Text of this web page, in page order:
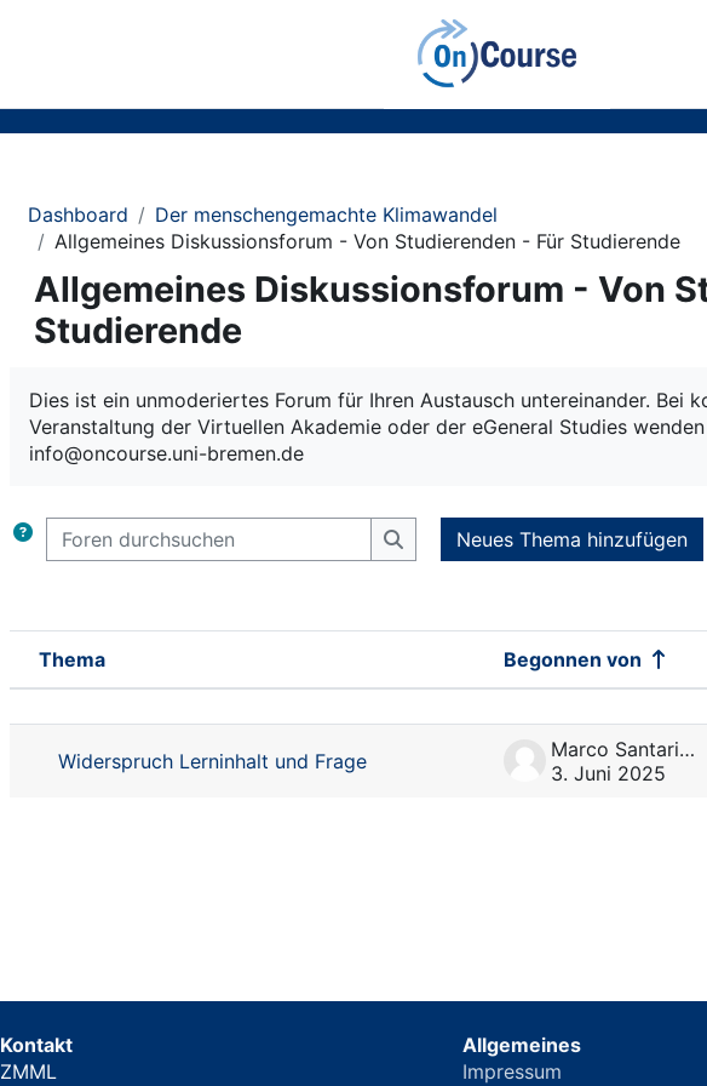
Dashboard
Der menschengemachte Klimawandel
Allgemeines Diskussionsforum - Von Studierenden - Für Studierende
Allgemeines Diskussionsforum - Von
Studierende
Dies ist ein unmoderiertes Forum für Ihren Austausch untereinander. Bei
Veranstaltung der Virtuellen Akademie oder der eGeneral Studies
info@oncourse.uni-bremen.de
Foren durchsuchen
Foren durchsuchen
Neues Thema hinzufügen
Status
Thema Begonnen von
Widerspruch Lerninhalt und Frage
Marco Santariello
3. Juni 2025
Kontakt
ZMML
Allgemeines
Impressum